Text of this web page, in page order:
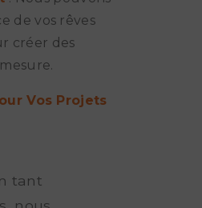
de vos rêves
créer des
Vos Projets
tant